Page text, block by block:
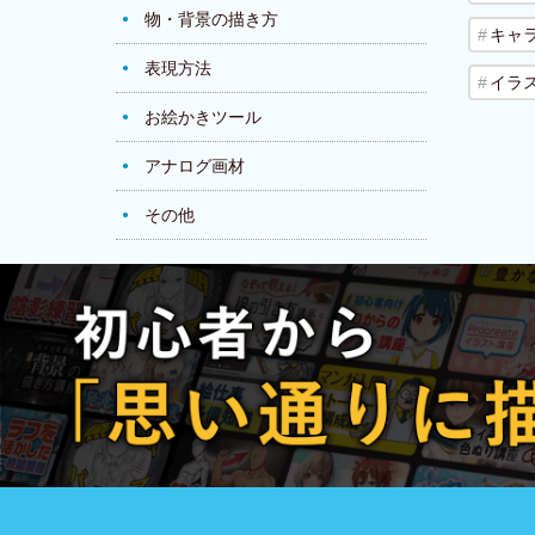
物・背景の描き方
表現方法
お絵かきツール
アナログ画材
その他
キャ
イラ